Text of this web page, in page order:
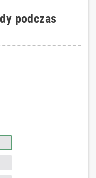
podczas